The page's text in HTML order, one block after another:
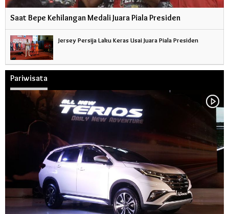
Saat Bepe Kehilangan Medali Juara Piala Presiden
Jersey Persija Laku Keras Usai Juara Piala Presiden
Pariwisata